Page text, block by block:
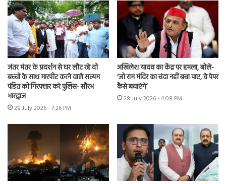
जंतर मंतर के प्रदर्शन से घर लौट रहे दो
बच्चों के साथ मारपीट करने वाले सत्यम
पंडित को गिरफ्तार करे पुलिस- सौरभ
भारद्वाज
28 July 2026 - 7:26 PM
अखिलेश यादव का केंद्र पर हमला, बोले-
‘जो राम मंदिर का चंदा नहीं बचा पाए, वे पेपर
कैसे बचाएंगे’
28 July 2026 - 4:08 PM